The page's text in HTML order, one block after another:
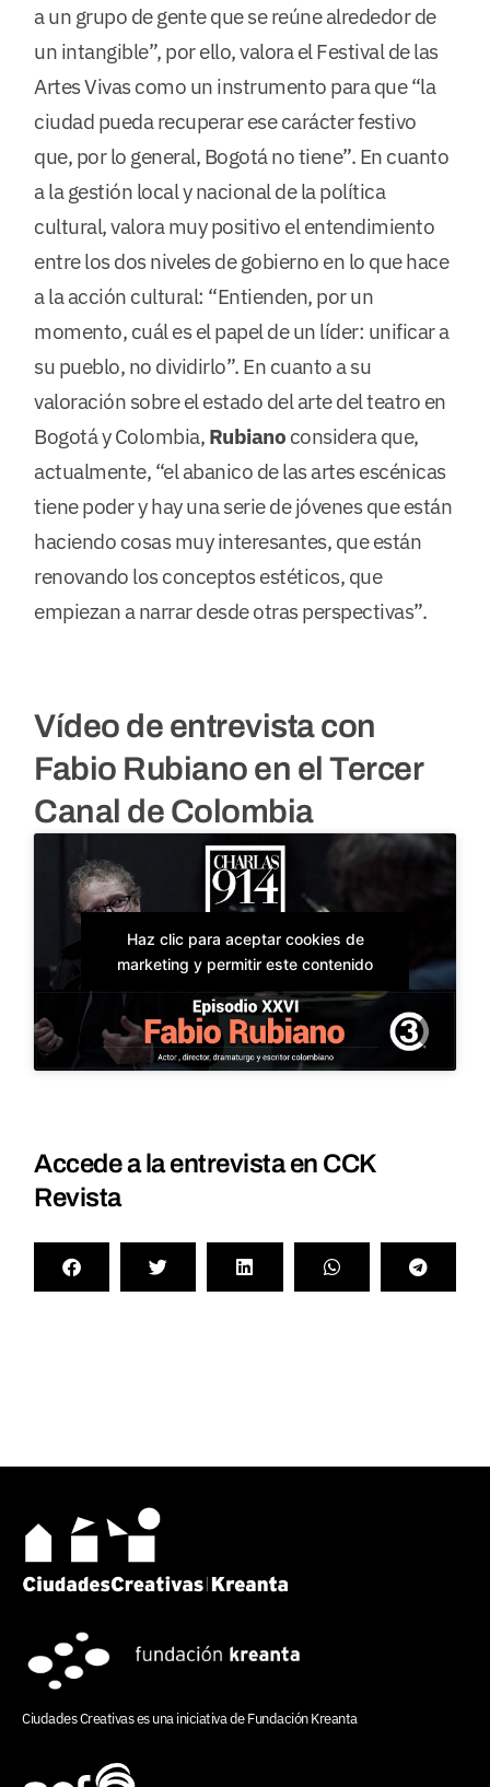
a un grupo de gente que se reúne alrededor de
un intangible”, por ello, valora el Festival de las
Artes Vivas como un instrumento para que “la
ciudad pueda recuperar ese carácter festivo
que, por lo general, Bogotá no tiene”. En cuanto
a la gestión local y nacional de la política
cultural, valora muy positivo el entendimiento
entre los dos niveles de gobierno en lo que hace
a la acción cultural: “Entienden, por un
momento, cuál es el papel de un líder: unificar a
su pueblo, no dividirlo”. En cuanto a su
valoración sobre el estado del arte del teatro en
Bogotá y Colombia, Rubiano considera que,
actualmente, “el abanico de las artes escénicas
tiene poder y hay una serie de jóvenes que están
haciendo cosas muy interesantes, que están
renovando los conceptos estéticos, que
empiezan a narrar desde otras perspectivas”.
Vídeo de entrevista con
Fabio Rubiano en el Tercer
Canal de Colombia
Haz clic para aceptar cookies de
marketing y permitir este contenido
Accede a la entrevista en CCK
Revista
Ciudades Creativas es una iniciativa deFundación Kreanta